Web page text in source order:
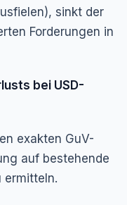
sinkt der
Forderungen in
bei USD-
exakten GuV-
auf bestehende
ermitteln.